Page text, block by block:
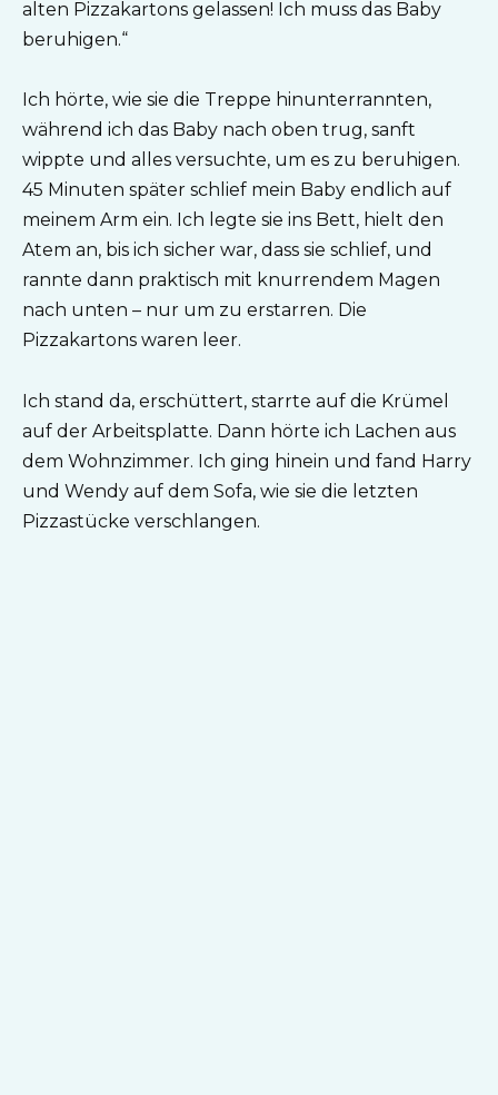
alten Pizzakartons gelassen! Ich muss das Baby
beruhigen.“
Ich hörte, wie sie die Treppe hinunterrannten,
während ich das Baby nach oben trug, sanft
wippte und alles versuchte, um es zu beruhigen.
45 Minuten später schlief mein Baby endlich auf
meinem Arm ein. Ich legte sie ins Bett, hielt den
Atem an, bis ich sicher war, dass sie schlief, und
rannte dann praktisch mit knurrendem Magen
nach unten – nur um zu erstarren. Die
Pizzakartons waren leer.
Ich stand da, erschüttert, starrte auf die Krümel
auf der Arbeitsplatte. Dann hörte ich Lachen aus
dem Wohnzimmer. Ich ging hinein und fand Harry
und Wendy auf dem Sofa, wie sie die letzten
Pizzastücke verschlangen.